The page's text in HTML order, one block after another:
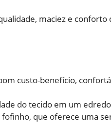
maciez e
custo-benefício,
do tecido em um
que oferece uma